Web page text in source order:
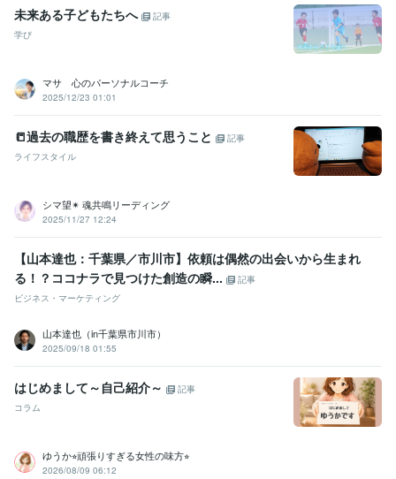
未来ある子どもたちへ
記事
学び
マサ 心のパーソナルコーチ
2025/12/23 01:01
📒過去の職歴を書き終えて思うこと
記事
ライフスタイル
シマ望✴ 魂共鳴リーディング
2025/11/27 12:24
【山本達也：千葉県／市川市】依頼は偶然の出会いから生まれ
る！？ココナラで見つけた創造の瞬...
記事
ビジネス・マーケティング
山本達也（in千葉県市川市）
2025/09/18 01:55
はじめまして～自己紹介～
記事
コラム
ゆうか⭐︎頑張りすぎる女性の味方⭐︎
2026/08/09 06:12